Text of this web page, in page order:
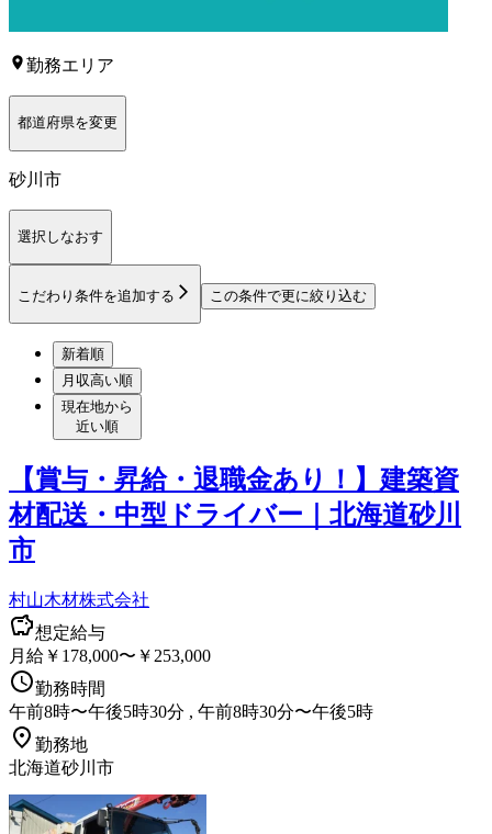
勤務エリア
都道府県を変更
砂川市
選択しなおす
こだわり条件を追加する この条件で更に絞り込む
新着順
月収高い順
現在地から
近い順
【賞与・昇給・退職金あり！】建築資
材配送・中型ドライバー｜北海道砂川
市
村山木材株式会社
想定給与
月給￥178,000〜￥253,000
勤務時間
午前8時〜午後5時30分 , 午前8時30分〜午後5時
勤務地
北海道砂川市